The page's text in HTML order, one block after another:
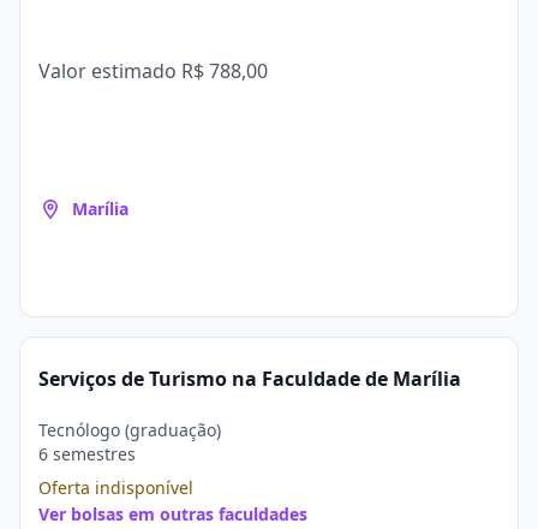
Valor estimado R$ 788,00
Marília
Serviços de Turismo na Faculdade de Marília
Tecnólogo (graduação)
6 semestres
Oferta indisponível
Ver bolsas em outras faculdades